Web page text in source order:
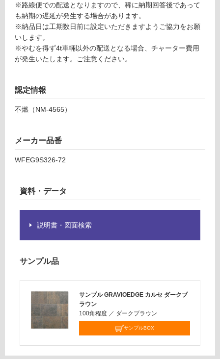
認
く
だ
い
て
い
※路線便での配送となりますので、稀に納期回答後であって
も納期の遅延が発生する場合があります。
※納品日は工期数日前に設定いただきますようご協力をお願
いします。
※やむを得ず4t車輛以外の配送となる場合、チャーター費用
が発生いたします。ご注意ください。
認定情報
不燃（NM-4565）
メーカー品番
WFEG9S326-72
資料・データ
説明書・図面検索
サンプル品
サンプル GRAVIOEDGE カルセ ダークブ
ラウン
100角程度 ／ ダークブラウン
サンプルBOX